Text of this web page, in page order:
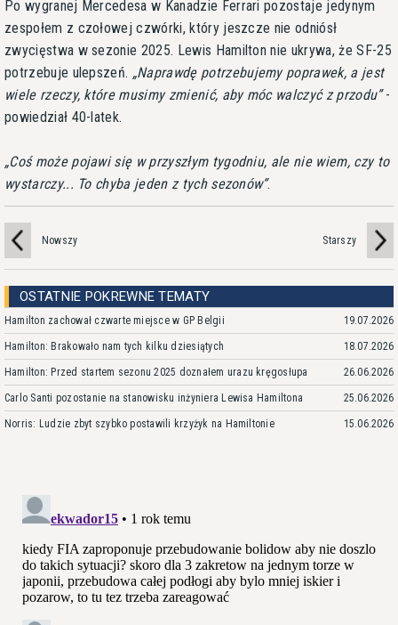
Po wygranej Mercedesa w Kanadzie Ferrari pozostaje jedynym
zespołem z czołowej czwórki, który jeszcze nie odniósł
zwycięstwa w sezonie 2025. Lewis Hamilton nie ukrywa, że SF-25
potrzebuje ulepszeń.
Naprawdę potrzebujemy poprawek, a jest
wiele rzeczy, które musimy zmienić, aby móc walczyć z przodu -
powiedział 40-latek.
Coś może pojawi się w przyszłym tygodniu, ale nie wiem, czy to
wystarczy... To chyba jeden z tych sezonów .
Nowszy Starszy
OSTATNIE POKREWNE TEMATY
Hamilton zachował czwarte miejsce w GP Belgii 19.07.2026
Hamilton: Brakowało nam tych kilku dziesiątych 18.07.2026
Hamilton: Przed startem sezonu 2025 doznałem urazu kręgosłupa 26.06.2026
Carlo Santi pozostanie na stanowisku inżyniera Lewisa Hamiltona 25.06.2026
Norris: Ludzie zbyt szybko postawili krzyżyk na Hamiltonie 15.06.2026